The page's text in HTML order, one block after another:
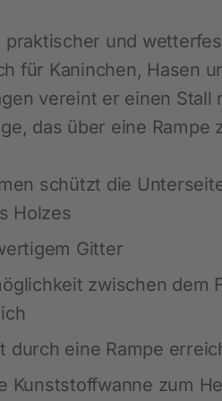
Waagen und
Stalldesinfektion
Schmiermittel
Werkzeuge und
Diverses Hof,
Tränkesysteme
SnailStop
praktischer und
für Kaninchen, Hasen
vereint er einen Stall
das über eine Rampe
schützt die
Holzes
Gitter
zwischen dem
durch eine Rampe
Kunststoffwanne zum